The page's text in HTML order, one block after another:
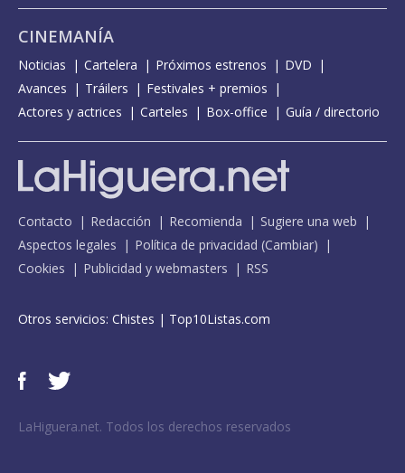
CINEMANÍA
Noticias Cartelera Próximos estrenos
DVD
Avances
Tráilers
Festivales + premios
Actores y actrices
Carteles Box-office Guía / directorio
Contacto Redacción Recomienda
Sugiere una web
Aspectos legales
Política de privacidad (Cambiar)
Cookies
Publicidad y webmasters RSS
Otros servicios: Chistes | Top10Listas.com
LaHiguera.net. Todos los derechos reservados